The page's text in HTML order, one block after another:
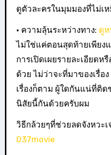
ดูตัวละครในมุมมองที่ไม่เ
• ความลุ้นระหว่างทาง: ดู
ไม่ใช่แค่ตอนสุดท้ายเพีย
การเปิดเผยรายละเอียดห
ด้วย ไม่ว่าจะที่มาของเรื่อ
เรื่องก็ตาม ผู้ใดกันแน่ที่ติ
นิสัยนี้กันด้วยครับผม
วิธีกล้วยๆที่ช่วยลดจังหวะ
037movie